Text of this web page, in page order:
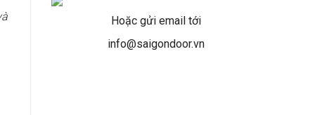
Hoặc gửi email tới
info@saigondoor.vn